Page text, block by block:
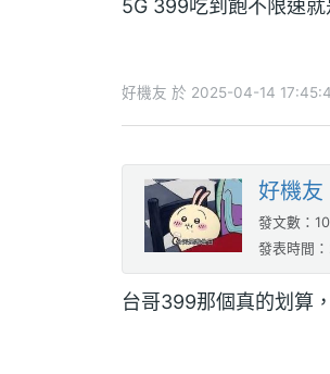
5G 399吃到飽不限速就
好機友 於 2025-04-14
好機友
發文數：10
發表時間
台哥399那個真的划算